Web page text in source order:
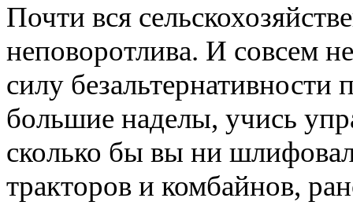
Почти вся
неповоротлива. И совсем
силу
большие наделы, учись
сколько бы вы ни
тракторов и комбайнов,